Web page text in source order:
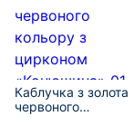
Каблучка з золота
червоного